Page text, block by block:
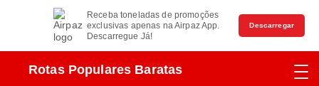
Receba toneladas de promoções
exclusivas apenas na Airpaz App.
Descarregue Já!
Descarregar
Rotas Populares Baratas